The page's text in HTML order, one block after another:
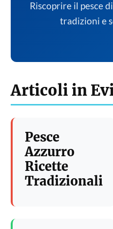
Riscoprire il pesce
tradizioni e
Articoli in
Pesce
Azzurro
Ricette
Tradizionali